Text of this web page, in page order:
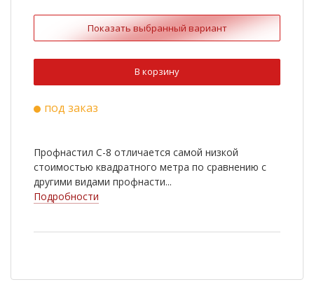
Показать выбранный вариант
В корзину
под заказ
Профнастил С-8 отличается самой низкой
стоимостью квадратного метра по сравнению с
другими видами профнасти...
Подробности